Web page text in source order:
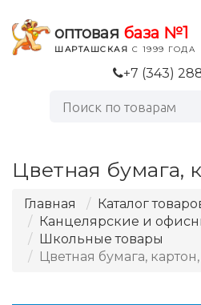
оптовая база №1
ШАРТАШСКАЯ С 1999 ГОДА
+7 (343)
Цветная бумага,
Главная
Каталог
Канцелярские и
Школьные товары
Цветная бумага,